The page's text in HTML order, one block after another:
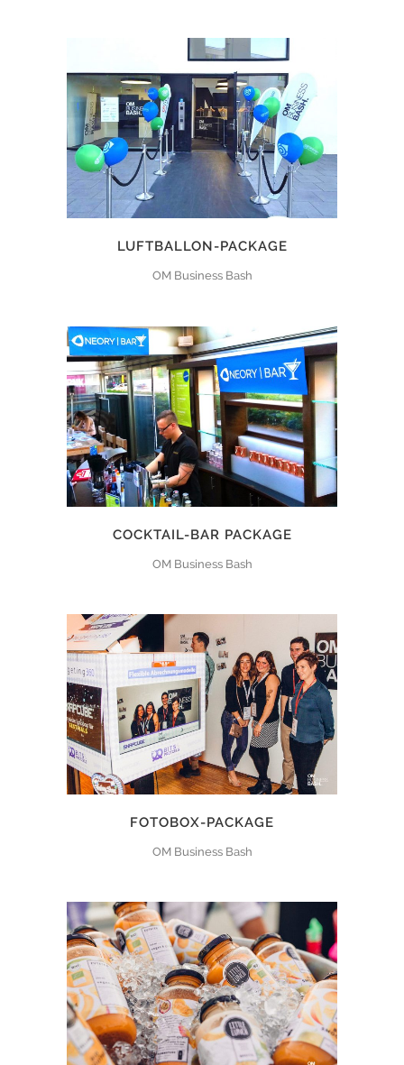
LUFTBALLON-PACKAGE
OM Business Bash
COCKTAIL-BAR PACKAGE
OM Business Bash
FOTOBOX-PACKAGE
OM Business Bash